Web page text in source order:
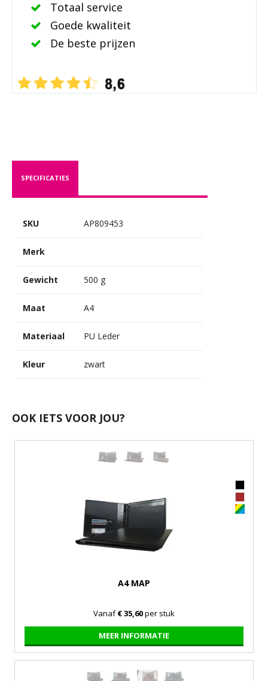
Totaal service
Goede kwaliteit
De beste prijzen
SPECIFICATIES
SKU AP809453
Merk
Gewicht 500 g
Maat A4
Materiaal PU Leder
Kleur zwart
OOK IETS VOOR JOU?
A4 MAP
Vanaf€ 35,60per stuk
MEER INFORMATIE